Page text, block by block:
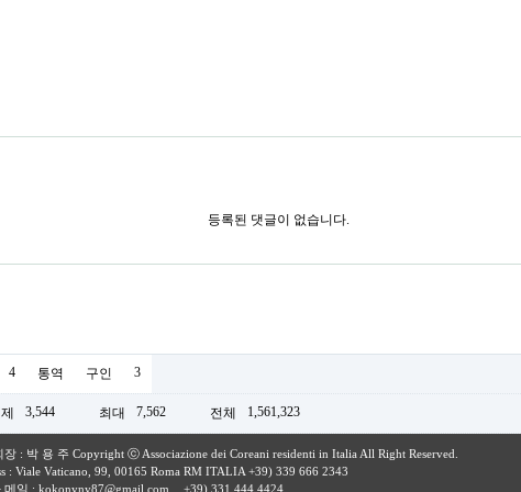
등록된 댓글이 없습니다.
4 통역 구인 3
3,544 최대 7,562 전체 1,561,323
장 : 박 용 주 Copyright ⓒ Associazione dei Coreani residenti in Italia All Right Reserved.
: Viale Vaticano, 99, 00165 Roma RM ITALIA +39) 339 666 2343
메일 : kokonyny87@gmail.com +39) 331 444 4424